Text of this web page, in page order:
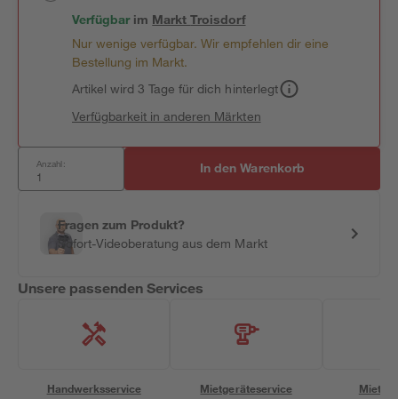
Verfügbar im MarktTroisdorf
Nur wenige verfügbar. Wir empfehlen dir eine
Bestellung im Markt.
Artikel wird 3 Tage für dich hinterlegt
Verfügbarkeit in anderen Märkten
Anzahl: In den Warenkorb
Fragen zum Produkt?
Sofort-Videoberatung aus dem Markt
Unsere passenden Services
Handwerksservice Mietgeräteservice